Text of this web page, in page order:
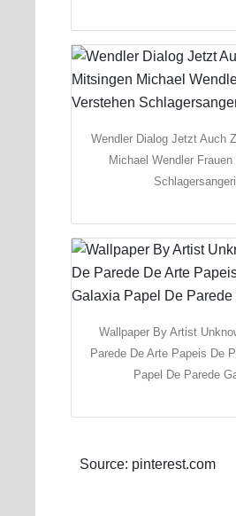
Wendler Dialog Jetzt Auch
Michael Wendler
Wallpaper By Artist
Parede De Arte Papeis De
Papel De Parede
Source: pinterest.com